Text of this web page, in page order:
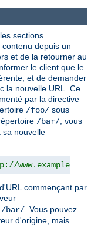
sections
depuis un
et de la retourner au
le client que le
et de demander
la nouvelle URL. Ce
par la directive
/foo/ sous
/bar/ , vous
sa nouvelle
commençant par
/bar/ . Vous pouvez
d'origine, mais